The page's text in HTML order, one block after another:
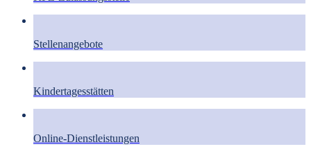
Stellenangebote
Kindertagesstätten
Online-Dienstleistungen